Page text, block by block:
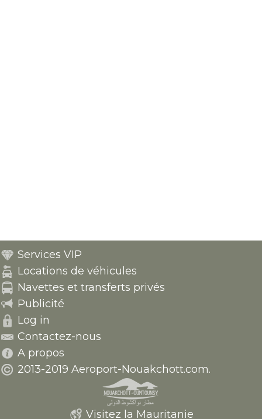
Services VIP
Locations de véhicules
Navettes et transferts privés
Publicité
Log in
Contactez-nous
A propos
2013-2019 Aeroport-Nouakchott.com.
Visitez la Mauritanie